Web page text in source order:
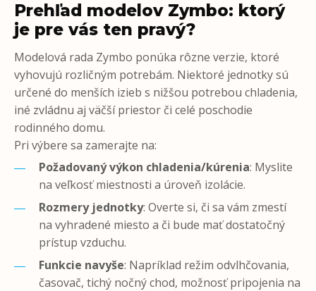
Prehľad modelov Zymbo: ktorý
je pre vás ten pravý?
Modelová rada Zymbo ponúka rôzne verzie, ktoré
vyhovujú rozličným potrebám. Niektoré jednotky sú
určené do menších izieb s nižšou potrebou chladenia,
iné zvládnu aj väčší priestor či celé poschodie
rodinného domu.
Pri výbere sa zamerajte na:
Požadovaný výkon chladenia/kúrenia: Myslite
na veľkosť miestnosti a úroveň izolácie.
Rozmery jednotky: Overte si, či sa vám zmestí
na vyhradené miesto a či bude mať dostatočný
prístup vzduchu.
Funkcie navyše: Napríklad režim odvlhčovania,
časovač, tichý nočný chod, možnosť pripojenia na